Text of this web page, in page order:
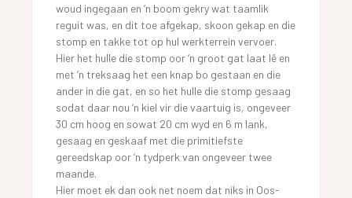
woud ingegaan en ‘n boom gekry wat taamlik
reguit was, en dit toe afgekap, skoon gekap en die
stomp en takke tot op hul werkterrein vervoer.
Hier het hulle die stomp oor ‘n groot gat laat lê en
met ‘n treksaag het een knap bo gestaan en die
ander in die gat, en so het hulle die stomp gesaag
sodat daar nou ‘n kiel vir die vaartuig is, ongeveer
30 cm hoog en sowat 20 cm wyd en 6 m lank,
gesaag en geskaaf met die primitiefste
gereedskap oor ‘n tydperk van ongeveer twee
maande.
Hier moet ek dan ook net noem dat niks in Oos-